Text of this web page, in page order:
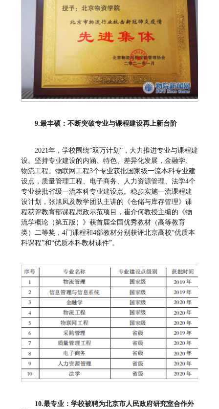
9.最丰硕：不断突破专业与课程建设再上新台阶
2021年，学校围绕“双万计划”，大力推进专业与课程建
设。坚持专业建设的内涵、特色、差异化发展，金融学、
物流工程、物联网工程3个专业获批国家级一流本科专业建
设点，质量管理工程、电子商务、人力资源管理、法学4个
专业获批省级一流本科专业建设点。稳步实施一流课程建
设计划，张旭凤及教学团队主讲的《仓储与库存管理》课
程获评教育部课程思政示范项目，崔介何教授主编的《物
流学概论（第五版）》获首届全国优秀教材（高等教育
类）二等奖，4门课程和4部教材分别获评北京高校“优质本
科课程”和“优质本科教材课件”。
10.最专业：学校被聘为北京市人民政府研究室合作外